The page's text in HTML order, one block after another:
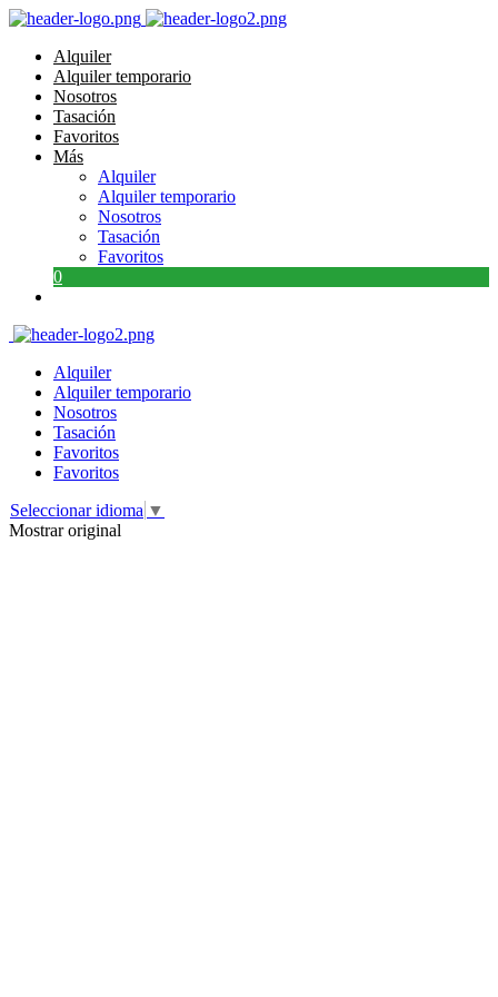
Alquiler
Alquiler temporario
Nosotros
Tasación
Favoritos
Más
Alquiler
Alquiler temporario
Nosotros
Tasación
Favoritos
0
Alquiler
Alquiler temporario
Nosotros
Tasación
Favoritos
Favoritos
Seleccionar idioma ▼
Mostrar original